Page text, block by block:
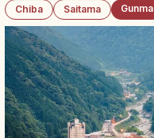
Chiba
Saitama Gunma